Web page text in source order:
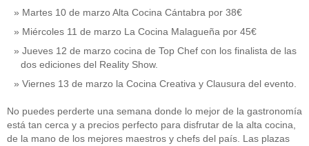
Martes 10 de marzo Alta Cocina Cántabra por 38€
Miércoles 11 de marzo La Cocina Malagueña por 45€
Jueves 12 de marzo cocina de Top Chef con los finalista de las
dos ediciones del Reality Show.
Viernes 13 de marzo la Cocina Creativa y Clausura del evento.
No puedes perderte una semana donde lo mejor de la gastronomía
está tan cerca y a precios perfecto para disfrutar de la alta cocina,
de la mano de los mejores maestros y chefs del país. Las plazas